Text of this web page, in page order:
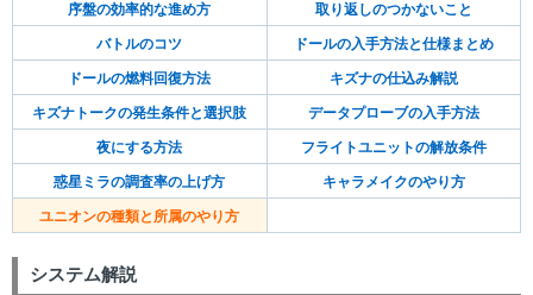
序盤の効率的な進め方 取り返しのつかないこと
バトルのコツ ドールの入手方法と仕様まとめ
ドールの燃料回復方法 キズナの仕込み解説
キズナトークの発生条件と選択肢 データプローブの入手方法
夜にする方法 フライトユニットの解放条件
惑星ミラの調査率の上げ方 キャラメイクのやり方
ユニオンの種類と所属のやり方
システム解説